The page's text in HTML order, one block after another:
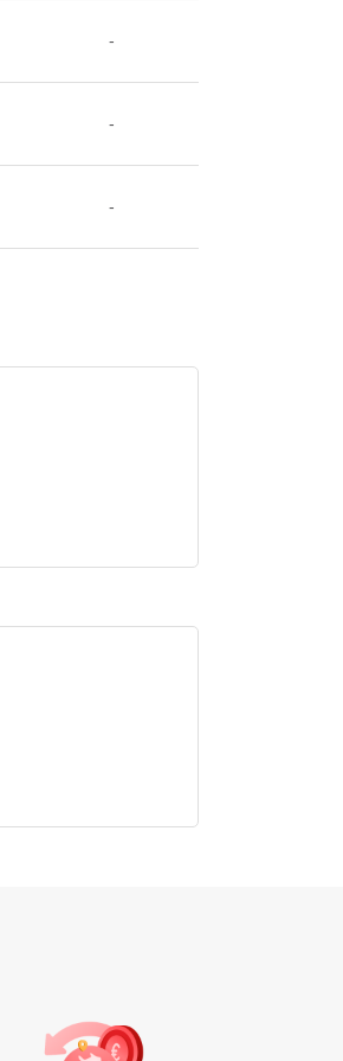
-
-
-